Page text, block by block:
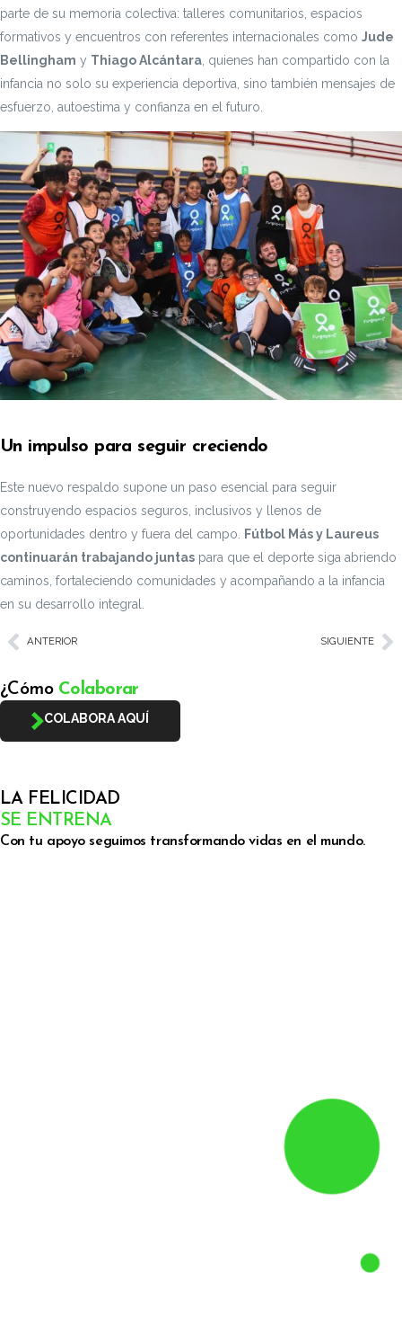
parte de su memoria colectiva: talleres comunitarios, espacios
formativos y encuentros con referentes internacionales como Jude
Bellingham y Thiago Alcántara, quienes han compartido con la
infancia no solo su experiencia deportiva, sino también mensajes de
esfuerzo, autoestima y confianza en el futuro.
Un impulso para seguir creciendo
Este nuevo respaldo supone un paso esencial para seguir
construyendo espacios seguros, inclusivos y llenos de
oportunidades dentro y fuera del campo.
Fútbol Más y Laureus
continuarán trabajando juntas para que el deporte siga abriendo
caminos, fortaleciendo comunidades y acompañando a la infancia
en su desarrollo integral.
ANTERIOR SIGUIENTE
¿Cómo Colaborar
COLABORA AQUÍ
LA FELICIDAD
SE ENTRENA
Con tu apoyo seguimos transformando vidas en el mundo.